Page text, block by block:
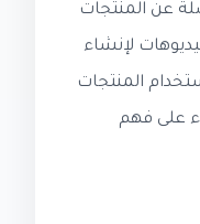
عن المنتجات
لإنشاء
المنتجات
على فهم